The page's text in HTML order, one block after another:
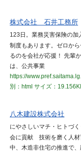
株式会社 石井工務所
123日。業務災害保険の
制度もあります。ゼロから
るのを会社が応援！ 先輩
は、公共事業
https://
別：html サイズ：
八木建設株式会社
にやさしいマチ・ヒトづ
会に貢献 技術を磨く人材
中、木造非住宅の推進で